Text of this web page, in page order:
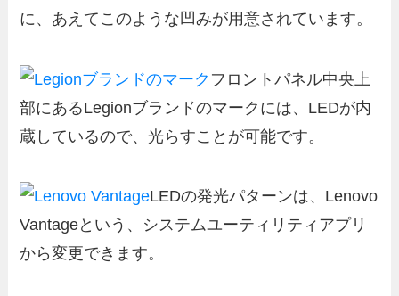
に、あえてこのような凹みが用意されています。
フロントパネル中央上
部にあるLegionブランドのマークには、LEDが内
蔵しているので、光らすことが可能です。
LEDの発光パターンは、Lenovo
Vantageという、システムユーティリティアプリ
から変更できます。